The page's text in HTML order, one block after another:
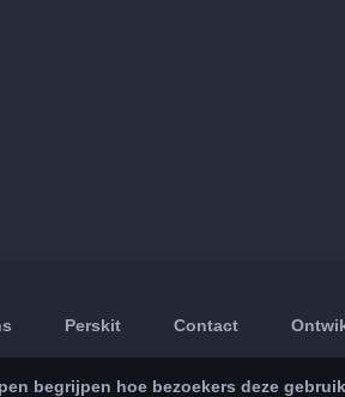
Perskit Contact
begrijpen hoe bezoekers deze